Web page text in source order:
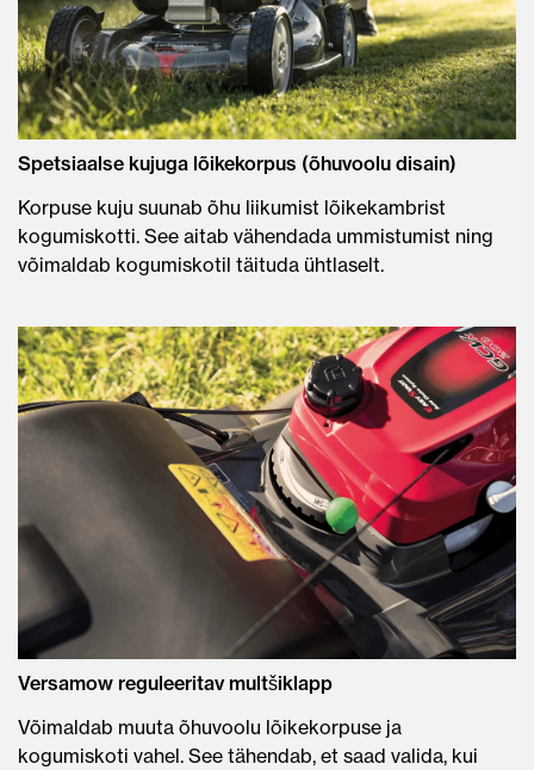
Spetsiaalse kujuga lõikekorpus (õhuvoolu disain)
Korpuse kuju suunab õhu liikumist lõikekambrist
kogumiskotti. See aitab vähendada ummistumist ning
võimaldab kogumiskotil täituda ühtlaselt.
Versamow reguleeritav multšiklapp
Võimaldab muuta õhuvoolu lõikekorpuse ja
kogumiskoti vahel. See tähendab, et saad valida, kui